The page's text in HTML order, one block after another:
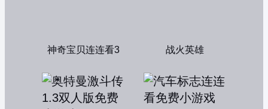
神奇宝贝连连看3 战火英雄